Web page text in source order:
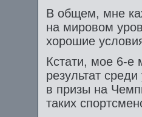
В общем, мне
на мировом
хорошие
Кстати, мое 6-е
результат
в призы на
таких